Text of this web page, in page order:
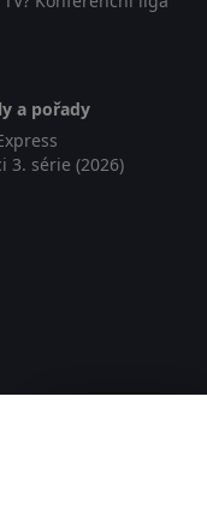
a pořady
3. série (2026)